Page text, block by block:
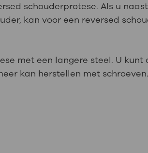
schouderprotese. Als u
kan voor een reversed
met een langere steel. U
kan herstellen met schroeven.